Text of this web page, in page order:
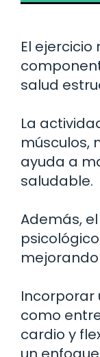
El
salud
La
músculos,
ayuda a
saludable.
Además,
Incorporar
como
cardio y